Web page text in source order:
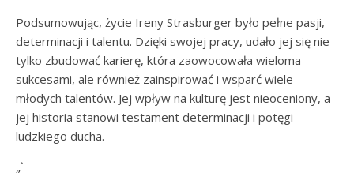
Podsumowując, życie Ireny Strasburger było pełne pasji,
determinacji i talentu. Dzięki swojej pracy, udało jej się nie
tylko zbudować karierę, która zaowocowała wieloma
sukcesami, ale również zainspirować i wsparć wiele
młodych talentów. Jej wpływ na kulturę jest nieoceniony, a
jej historia stanowi testament determinacji i potęgi
ludzkiego ducha.
„`